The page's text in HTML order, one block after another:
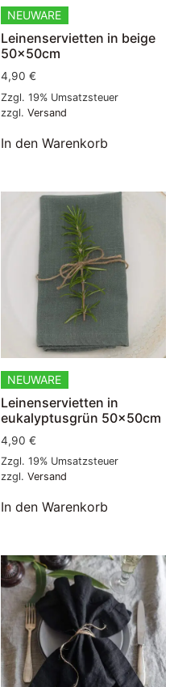
NEUWARE
Leinenservietten in beige
50x50cm
4,90 €
Zzgl. 19% Umsatzsteuer
zzgl. Versand
In den Warenkorb
NEUWARE
Leinenservietten in
eukalyptusgrün 50x50cm
4,90 €
Zzgl. 19% Umsatzsteuer
zzgl. Versand
In den Warenkorb